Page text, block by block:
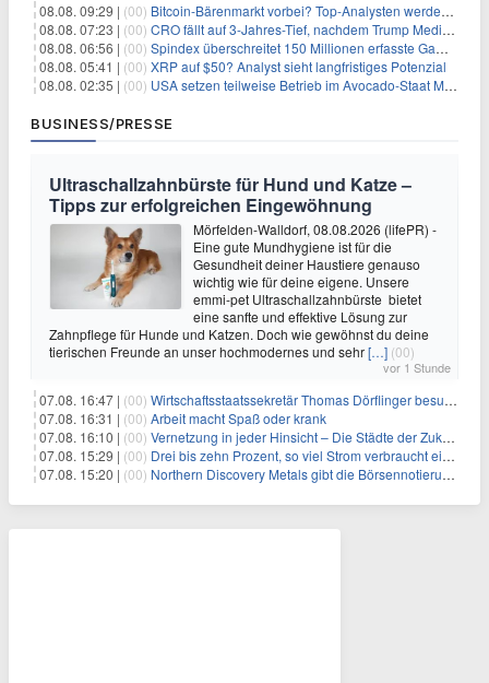
08.08. 09:29 | (00) Bitcoin-Bärenmarkt vorbei? Top-Analysten werden optimistisch, aber die Geschichte sagt etwas anderes
08.08. 07:23 | (00) CRO fällt auf 3-Jahres-Tief, nachdem Trump Media zwei große Crypto.com-Deals storniert
08.08. 06:56 | (00) Spindex überschreitet 150 Millionen erfasste Gaming-Ereignisse in Echtzeit-Datenpipeline
08.08. 05:41 | (00) XRP auf $50? Analyst sieht langfristiges Potenzial
08.08. 02:35 | (00) USA setzen teilweise Betrieb im Avocado-Staat Michoacán in Mexiko wieder in Gang
BUSINESS/PRESSE
Ultraschallzahnbürste für Hund und Katze –
Tipps zur erfolgreichen Eingewöhnung
Mörfelden-Walldorf, 08.08.2026 (lifePR) -
Eine gute Mundhygiene ist für die
Gesundheit deiner Haustiere genauso
wichtig wie für deine eigene. Unsere
emmi-pet Ultraschallzahnbürste bietet
eine sanfte und effektive Lösung zur
Zahnpflege für Hunde und Katzen. Doch wie gewöhnst du deine
tierischen Freunde an unser hochmodernes und sehr[…] (00)
vor 1 Stunde
07.08. 16:47 | (00) Wirtschaftsstaatssekretär Thomas Dörflinger besucht Handwerksbetrieb im Kammerbezirk Freiburg
07.08. 16:31 | (00) Arbeit macht Spaß oder krank
07.08. 16:10 | (00) Vernetzung in jeder Hinsicht – Die Städte der Zukunft sind grün-blau
07.08. 15:29 | (00) Drei bis zehn Prozent, so viel Strom verbraucht ein Aufzug im Gebäude
07.08. 15:20 | (00) Northern Discovery Metals gibt die Börsennotierung an der Frankfurter Wertpapierbörse bekannt